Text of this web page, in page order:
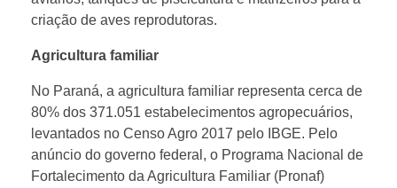
a
p
r
o
criação de aves reprodutoras.
Agricultura familiar
No Paraná, a agricultura familiar representa cerca de
80% dos 371.051 estabelecimentos agropecuários,
levantados no Censo Agro 2017 pelo IBGE. Pelo
anúncio do governo federal, o Programa Nacional de
Fortalecimento da Agricultura Familiar (Pronaf)